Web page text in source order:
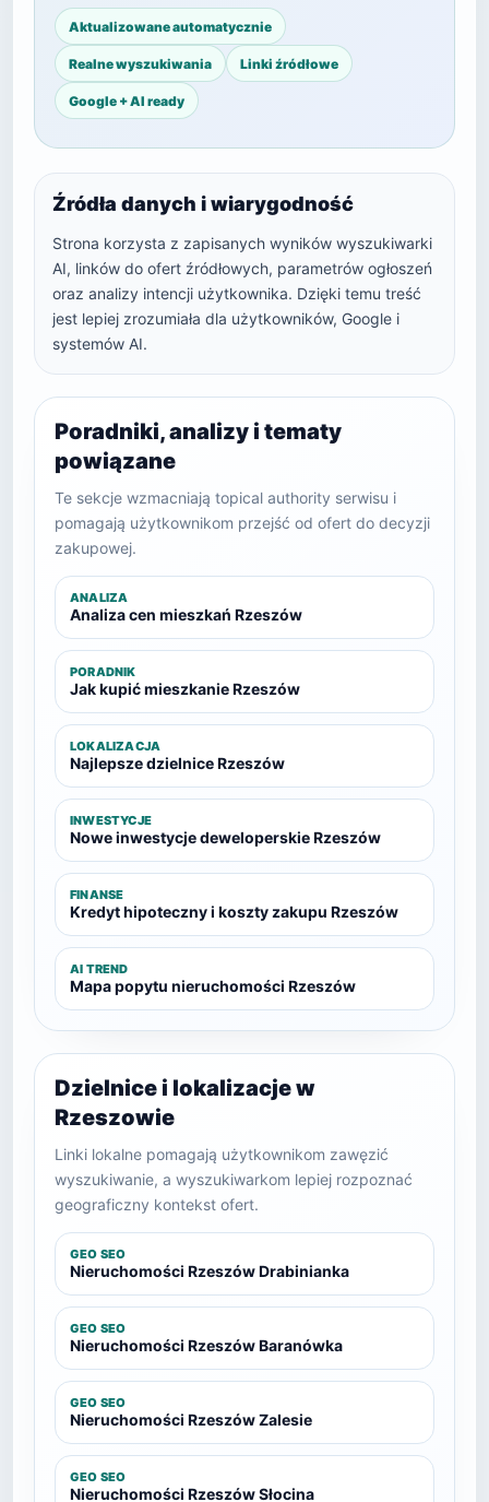
Aktualizowane automatycznie
Realne wyszukiwania Linki źródłowe
Google + AI ready
Źródła danych i wiarygodność
Strona korzysta z zapisanych wyników wyszukiwarki
AI, linków do ofert źródłowych, parametrów ogłoszeń
oraz analizy intencji użytkownika. Dzięki temu treść
jest lepiej zrozumiała dla użytkowników, Google i
systemów AI.
Poradniki, analizy i tematy
powiązane
Te sekcje wzmacniają topical authority serwisu i
pomagają użytkownikom przejść od ofert do decyzji
zakupowej.
ANALIZA
Analiza cen mieszkań Rzeszów
PORADNIK
Jak kupić mieszkanie Rzeszów
LOKALIZACJA
Najlepsze dzielnice Rzeszów
INWESTYCJE
Nowe inwestycje deweloperskie Rzeszów
FINANSE
Kredyt hipoteczny i koszty zakupu Rzeszów
AI TREND
Mapa popytu nieruchomości Rzeszów
Dzielnice i lokalizacje w
Rzeszowie
Linki lokalne pomagają użytkownikom zawęzić
wyszukiwanie, a wyszukiwarkom lepiej rozpoznać
geograficzny kontekst ofert.
GEO SEO
Nieruchomości Rzeszów Drabinianka
GEO SEO
Nieruchomości Rzeszów Baranówka
GEO SEO
Nieruchomości Rzeszów Zalesie
GEO SEO
Nieruchomości Rzeszów Słocina